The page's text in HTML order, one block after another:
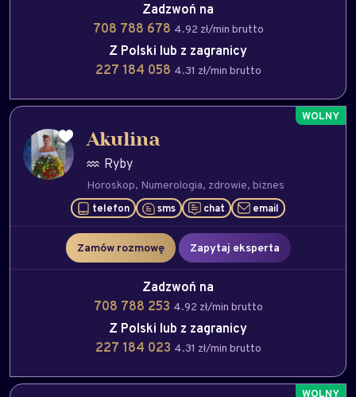
Zadzwoń na
708 788 678 4.92 zł/min brutto
Z Polski lub z zagranicy
227 184 058 4.31 zł/min brutto
Akulina
Ryby
Horoskop Numerologia zdrowie biznes
telefon sms chat email
Zamów rozmowę Zapytaj eksperta
Zadzwoń na
708 788 253 4.92 zł/min brutto
Z Polski lub z zagranicy
227 184 023 4.31 zł/min brutto